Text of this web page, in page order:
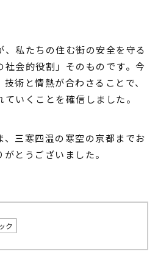
、私たちの住む街の安全を守る
社会的役割」そのものです。今
術と情熱が合わさることで、
いくことを確信しました。
、三寒四温の寒空の京都までお
とうございました。
ク